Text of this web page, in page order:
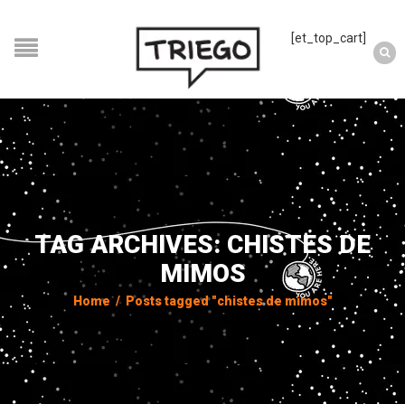
[et_top_cart]
TAG ARCHIVES: CHISTES DE
MIMOS
Home / Posts tagged "chistes de mimos"